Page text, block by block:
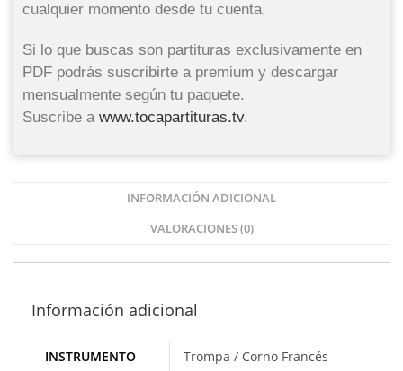
cualquier momento desde tu cuenta.
Si lo que buscas son partituras exclusivamente en
PDF podrás suscribirte a premium y descargar
mensualmente según tu paquete.
Suscribe a www.tocapartituras.tv.
INFORMACIÓN ADICIONAL
VALORACIONES (0)
Información adicional
INSTRUMENTO Trompa / Corno Francés